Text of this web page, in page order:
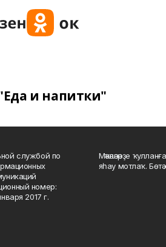
и напитки"
службой по
номер:
2017 г.
Мәҡәләләрҙе
яһау мотлаҡ.